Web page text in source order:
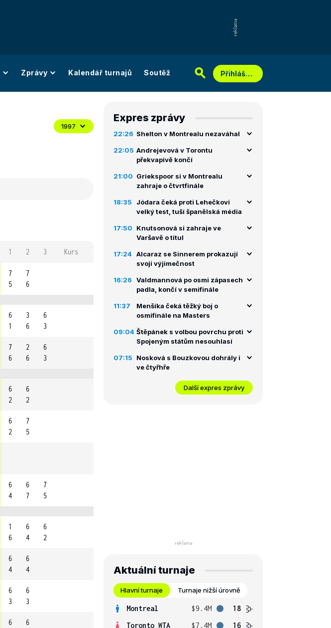
Zprávy Kalendář turnajů Soutěž Přihlášení
1997
1 2 3 Kurs
7
5
7
6
6
1
3
6
6
3
7
6
2
6
6
3
6
2
6
2
6
2
7
5
6
4
6
7
7
5
1
6
6
4
6
2
6
4
6
4
6
3
6
3
6
6
Expres zprávy
22:26 Shelton v Montrealu nezaváhal
22:05 Andrejevová v Torontu
překvapivě končí
21:00 Griekspoor si v Montrealu
zahraje o čtvrtfinále
18:35
Jódara čeká proti Lehečkovi
velký test, tuší španělská média
17:50
Knutsonová si zahraje ve
Varšavě o titul
17:24 Alcaraz se Sinnerem prokazují
svoji výjimečnost
16:26
Valdmannová po osmi zápasech
padla, končí v semifinále
11:37
Menšíka čeká těžký boj o
osmifinále na Masters
09:04 Štěpánek s volbou povrchu proti
Spojeným státům nesouhlasí
07:15
Nosková s Bouzkovou dohrály i
ve čtyřhře
Další expres zprávy
Aktuální turnaje
Hlavní turnaje Turnaje nižší úrovně
Montreal $9.4M
18
Toronto WTA
$7.4M 16